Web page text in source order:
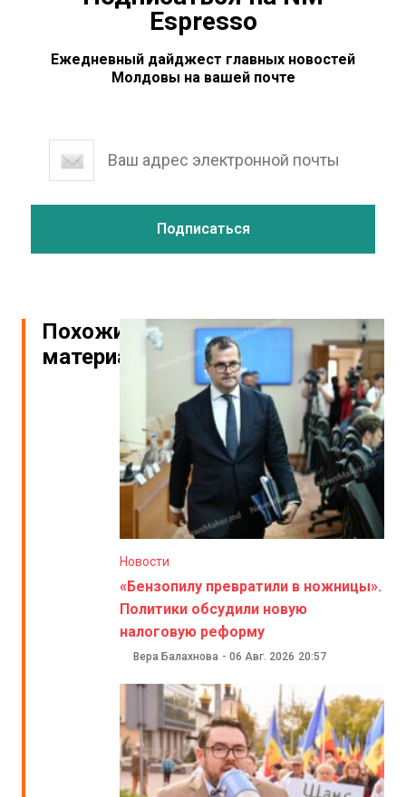
Espresso
Ежедневный дайджест главных новостей
Молдовы на вашей почте
Похожие
материалы
Новости
«Бензопилу превратили в ножницы».
Политики обсудили новую
налоговую реформу
Вера Балахнова - 06 Авг. 2026 20:57